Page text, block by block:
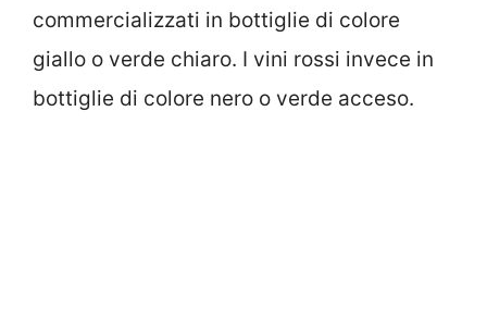
commercializzati in bottiglie di colore
giallo o verde chiaro. I vini rossi invece in
bottiglie di colore nero o verde acceso.